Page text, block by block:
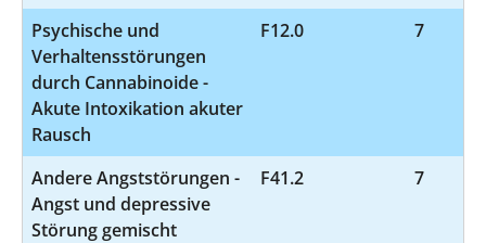
Psychische und
Verhaltensstörungen
durch Cannabinoide -
Akute Intoxikation akuter
Rausch
F12.0 7
Andere Angststörungen -
Angst und depressive
Störung gemischt
F41.2 7